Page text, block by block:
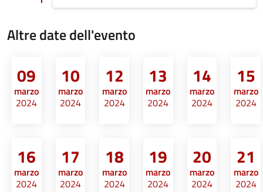
Altre date dell'evento
09
marzo
2024
10
marzo
2024
12
marzo
2024
13
marzo
2024
14
marzo
2024
15
marzo
2024
16
marzo
2024
17
marzo
2024
18
marzo
2024
19
marzo
2024
20
marzo
2024
21
marzo
2024